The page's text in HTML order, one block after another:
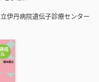
伊丹病院遺伝子診療センター